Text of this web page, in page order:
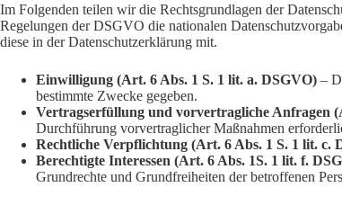
Im Folgenden teilen wir die Rechtsgrundlagen der
Regelungen der DSGVO die nationalen
diese in der Datenschutzerklärung mit.
Einwilligung (Art. 6 Abs. 1 S. 1 lit. a. DSGVO) –
bestimmte Zwecke gegeben.
Vertragserfüllung und vorvertragliche Anfragen
Durchführung vorvertraglicher Maßnahmen
Rechtliche Verpflichtung (Art. 6 Abs. 1 S. 1 lit. c.
Berechtigte Interessen (Art. 6 Abs. 1S. 1 lit. f.
Grundrechte und Grundfreiheiten der betroffenen